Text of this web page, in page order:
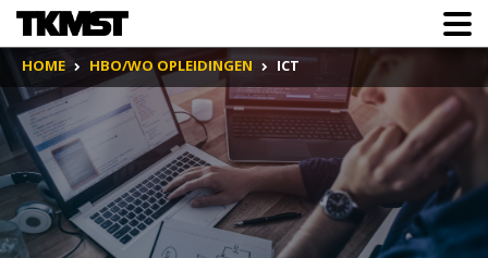
HOME HBO/WO OPLEIDINGEN ICT